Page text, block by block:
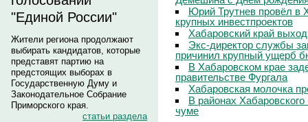
"Единой России"
Жители региона продолжают
выбирать кандидатов, которые
представят партию на
предстоящих выборах в
Государственную Думу и
Законодательное Собрание
Приморского края.
статьи раздела
Юрий Трутнев провёл в
крупных инвестпроектов
Хабаровский край
Экс-директор службы
причинил крупный ущерб
В Хабаровском крае
правительстве Фургала
Хабаровская молочка
В районах
чуме